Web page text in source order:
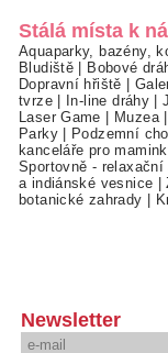
Stálá místa k
Aquaparky, bazény,
Bludiště
Bobové
Dopravní hřiště
tvrze| In-line dráhy |
Laser Game
Muzea|
Parky| Podzemní
kanceláře pro
Sportovně - relaxační
a indiánské vesnice |
botanické zahrady
Newsletter